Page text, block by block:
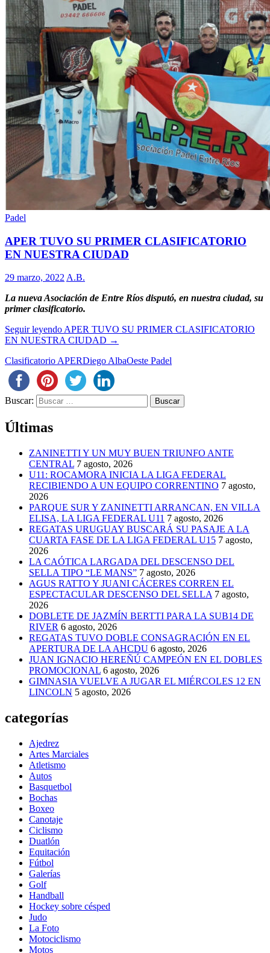
Padel
APER TUVO SU PRIMER CLASIFICATORIO
EN NUESTRA CIUDAD
29 marzo, 2022 A.B.
La nueva Asociación de Entre Ríos disputó, en nuestra ciudad, su
primer clasificatorio.
Seguir leyendo APER TUVO SU PRIMER CLASIFICATORIO
EN NUESTRA CIUDAD →
Clasificatorio APERDiego AlbaOeste Padel
Buscar:
Últimas
ZANINETTI Y UN MUY BUEN TRIUNFO ANTE
CENTRAL 7 agosto, 2026
U11: ROCAMORA INICIA LA LIGA FEDERAL
RECIBIENDO A UN EQUIPO CORRENTINO 7 agosto,
2026
PARQUE SUR Y ZANINETTI ARRANCAN, EN VILLA
ELISA, LA LIGA FEDERAL U11 7 agosto, 2026
REGATAS URUGUAY BUSCARÁ SU PASAJE A LA
CUARTA FASE DE LA LIGA FEDERAL U15 7 agosto,
2026
LA CAÓTICA LARGADA DEL DESCENSO DEL
SELLA TIPO “LE MANS” 7 agosto, 2026
AGUS RATTO Y JUANI CÁCERES CORREN EL
ESPECTACULAR DESCENSO DEL SELLA 7 agosto,
2026
DOBLETE DE JAZMÍN BERTTI PARA LA SUB14 DE
RIVER 6 agosto, 2026
REGATAS TUVO DOBLE CONSAGRACIÓN EN EL
APERTURA DE LA AHCDU 6 agosto, 2026
JUAN IGNACIO HEREÑÚ CAMPEÓN EN EL DOBLES
PROMOCIONAL 6 agosto, 2026
GIMNASIA VUELVE A JUGAR EL MIÉRCOLES 12 EN
LINCOLN 5 agosto, 2026
categorías
Ajedrez
Artes Marciales
Atletismo
Autos
Basquetbol
Bochas
Boxeo
Canotaje
Ciclismo
Duatlón
Equitación
Fútbol
Galerías
Golf
Handball
Hockey sobre césped
Judo
La Foto
Motociclismo
Motos